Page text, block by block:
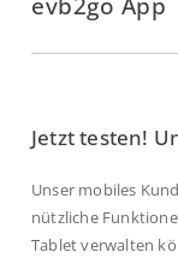
Jetzt testen!
Unser mobiles
nützliche
Tablet verwalten